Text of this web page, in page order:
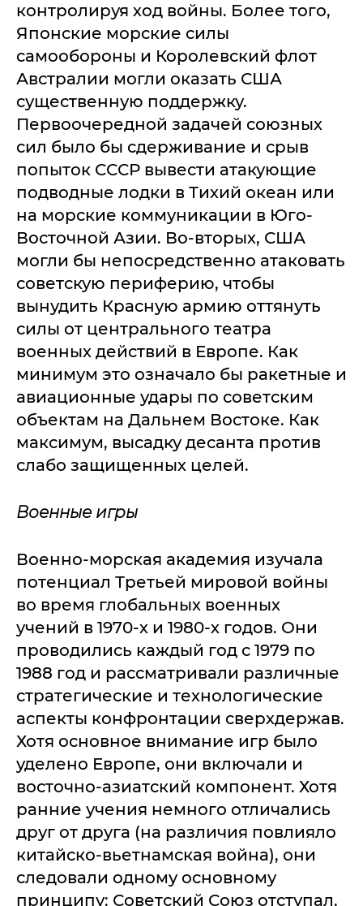
контролируя ход войны. Более того,
Японские морские силы
самообороны и Королевский флот
Австралии могли оказать США
существенную поддержку.
Первоочередной задачей союзных
сил было бы сдерживание и срыв
попыток СССР вывести атакующие
подводные лодки в Тихий океан или
на морские коммуникации в Юго-
Восточной Азии. Во-вторых, США
могли бы непосредственно атаковать
советскую периферию, чтобы
вынудить Красную армию оттянуть
силы от центрального театра
военных действий в Европе. Как
минимум это означало бы ракетные и
авиационные удары по советским
объектам на Дальнем Востоке. Как
максимум, высадку десанта против
слабо защищенных целей.
Военные игры
Военно-морская академия изучала
потенциал Третьей мировой войны
во время глобальных военных
учений в 1970-х и 1980-х годов. Они
проводились каждый год с 1979 по
1988 год и рассматривали различные
стратегические и технологические
аспекты конфронтации сверхдержав.
Хотя основное внимание игр было
уделено Европе, они включали и
восточно-азиатский компонент. Хотя
ранние учения немного отличались
друг от друга (на различия повлияло
китайско-вьетнамская война), они
следовали одному основному
принципу: Советский Союз отступал,